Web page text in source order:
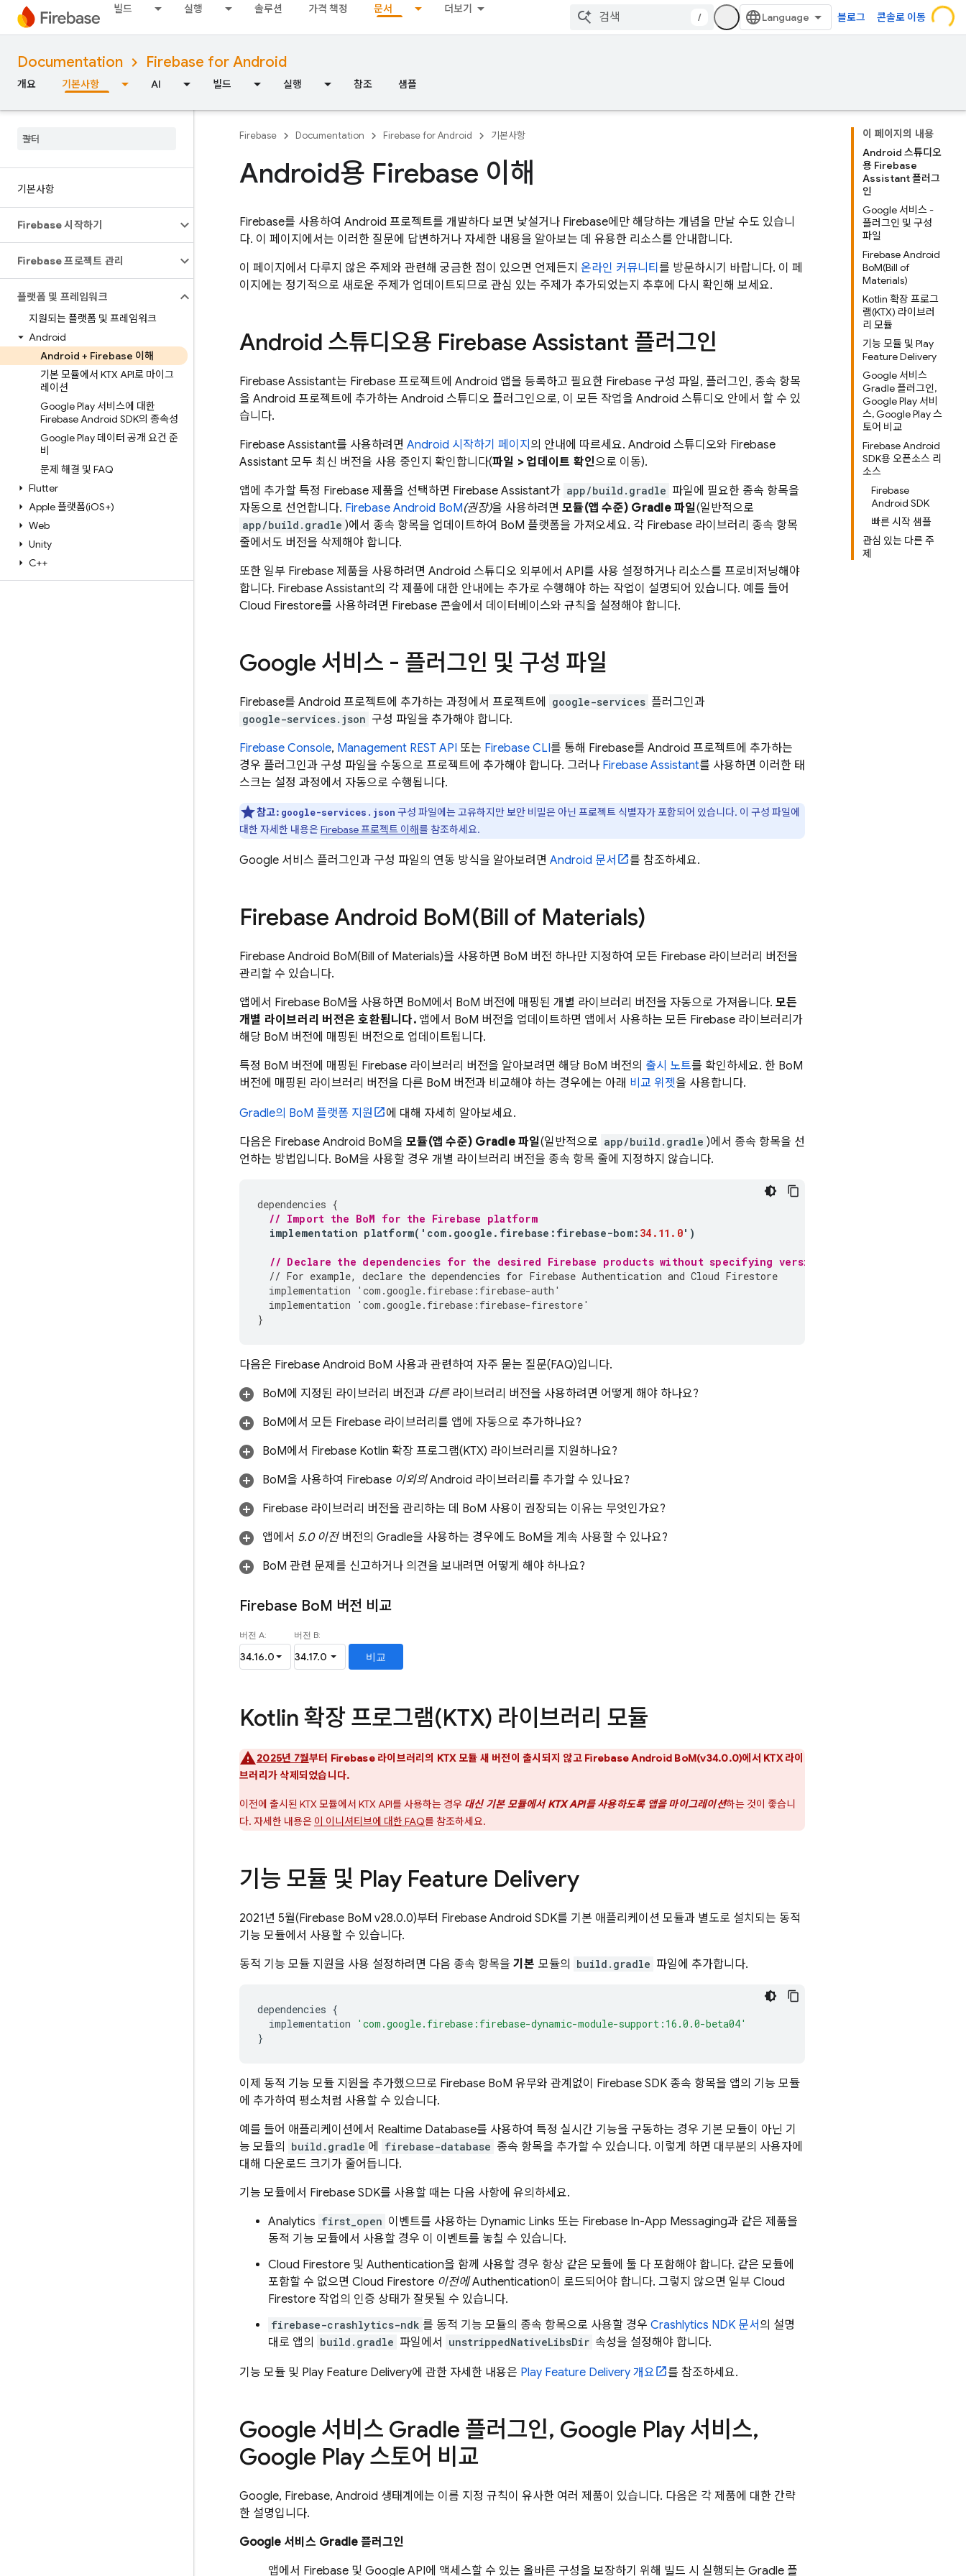
빌드 실행 솔루션 가격 책정 문서 더보기
/ 블로그 콘솔로 이동
Documentation Firebase for Android
개요 기본사항 AI 빌드 실행 참조 샘플
기본사항
Firebase 시작하기
Firebase 프로젝트 관리
플랫폼 및 프레임워크
지원되는 플랫폼 및 프레임워크
Android
Android + Firebase 이해
기본 모듈에서 KTX API로 마이그
레이션
Google Play 서비스에 대한
Firebase Android SDK의 종속성
Google Play 데이터 공개 요건 준
비
문제 해결 및 FAQ
Flutter
Apple 플랫폼(iOS+)
Web
Unity
C++
이 페이지의 내용
Android 스튜디오
용 Firebase
Assistant 플러그
인
Google 서비스 -
플러그인 및 구성
파일
Firebase Android
BoM(Bill of
Materials)
Kotlin 확장 프로그
램(KTX) 라이브러
리 모듈
기능 모듈 및 Play
Feature Delivery
Google 서비스
Gradle 플러그인,
Google Play 서비
스, Google Play 스
토어 비교
Firebase Android
SDK용 오픈소스 리
소스
Firebase
Android SDK
빠른 시작 샘플
관심 있는 다른 주
제
Firebase Documentation Firebase for Android 기본사항
Android용 Firebase 이해
Firebase를 사용하여 Android 프로젝트를 개발하다 보면 낯설거나 Firebase에만 해당하는 개념을 만날 수도 있습니
다. 이 페이지에서는 이러한 질문에 답변하거나 자세한 내용을 알아보는 데 유용한 리소스를 안내합니다.
이 페이지에서 다루지 않은 주제와 관련해 궁금한 점이 있으면 언제든지 온라인 커뮤니티 를 방문하시기 바랍니다. 이 페
이지에는 정기적으로 새로운 주제가 업데이트되므로 관심 있는 주제가 추가되었는지 추후에 다시 확인해 보세요.
Android 스튜디오용 Firebase Assistant 플러그인
Firebase Assistant는 Firebase 프로젝트에 Android 앱을 등록하고 필요한 Firebase 구성 파일, 플러그인, 종속 항목
을 Android 프로젝트에 추가하는 Android 스튜디오 플러그인으로, 이 모든 작업을 Android 스튜디오 안에서 할 수 있
습니다.
Firebase Assistant를 사용하려면 Android 시작하기 페이지 의 안내에 따르세요. Android 스튜디오와 Firebase
Assistant 모두 최신 버전을 사용 중인지 확인합니다(파일 > 업데이트 확인으로 이동).
앱에 추가할 특정 Firebase 제품을 선택하면 Firebase Assistant가 app/build.gradle 파일에 필요한 종속 항목을
자동으로 선언합니다. Firebase Android BoM(권장)을 사용하려면 모듈(앱 수준) Gradle 파일(일반적으로
app/build.gradle )에서 종속 항목을 업데이트하여 BoM 플랫폼을 가져오세요. 각 Firebase 라이브러리 종속 항목
줄에서도 버전을 삭제해야 합니다.
또한 일부 Firebase 제품을 사용하려면 Android 스튜디오 외부에서 API를 사용 설정하거나 리소스를 프로비저닝해야
합니다. Firebase Assistant의 각 제품에 대한 안내에는 추가로 수행해야 하는 작업이 설명되어 있습니다. 예를 들어
Cloud Firestore를 사용하려면 Firebase 콘솔에서 데이터베이스와 규칙을 설정해야 합니다.
Google 서비스 - 플러그인 및 구성 파일
Firebase를 Android 프로젝트에 추가하는 과정에서 프로젝트에 google-services 플러그인과
google-services.json 구성 파일을 추가해야 합니다.
Firebase Console, Management REST API 또는 Firebase CLI를 통해 Firebase를 Android 프로젝트에 추가하는
경우 플러그인과 구성 파일을 수동으로 프로젝트에 추가해야 합니다. 그러나 Firebase Assistant를 사용하면 이러한 태
스크는 설정 과정에서 자동으로 수행됩니다.
참고: google-services.json 구성 파일에는 고유하지만 보안 비밀은 아닌 프로젝트 식별자가 포함되어 있습니다. 이 구성 파일에
대한 자세한 내용은Firebase 프로젝트 이해를 참조하세요.
Google 서비스 플러그인과 구성 파일의 연동 방식을 알아보려면 Android 문서 를 참조하세요.
Firebase Android BoM(Bill of Materials)
Firebase Android BoM(Bill of Materials)을 사용하면 BoM 버전 하나만 지정하여 모든 Firebase 라이브러리 버전을
관리할 수 있습니다.
앱에서 Firebase BoM을 사용하면 BoM에서 BoM 버전에 매핑된 개별 라이브러리 버전을 자동으로 가져옵니다. 모든
개별 라이브러리 버전은 호환됩니다.앱에서 BoM 버전을 업데이트하면 앱에서 사용하는 모든 Firebase 라이브러리가
해당 BoM 버전에 매핑된 버전으로 업데이트됩니다.
특정 BoM 버전에 매핑된 Firebase 라이브러리 버전을 알아보려면 해당 BoM 버전의 출시 노트를 확인하세요. 한 BoM
버전에 매핑된 라이브러리 버전을 다른 BoM 버전과 비교해야 하는 경우에는 아래 비교 위젯을 사용합니다.
Gradle의 BoM 플랫폼 지원
에 대해 자세히 알아보세요.
다음은 Firebase Android BoM을 모듈(앱 수준) Gradle 파일(일반적으로 app/build.gradle )에서 종속 항목을 선
언하는 방법입니다. BoM을 사용할 경우 개별 라이브러리 버전을 종속 항목 줄에 지정하지 않습니다.
dependencies {
// Import the BoM for the Firebase platform
implementation platform( ' com . google . firebase : firebase-bom: 34.11.0' )
// Declare the dependencies for the desired Firebase products without specifying versions
// For example, declare the dependencies for Firebase Authentication and Cloud Firestore
implementation
' com .google. firebase : firebase-auth '
implementation
' com .google. firebase : firebase-firestore'
}
다음은 Firebase Android BoM 사용과 관련하여 자주 묻는 질문(FAQ)입니다.
BoM에 지정된 라이브러리 버전과 다른 라이브러리 버전을 사용하려면 어떻게 해야 하나요?
BoM에서 모든 Firebase 라이브러리를 앱에 자동으로 추가하나요?
BoM에서 Firebase Kotlin 확장 프로그램(KTX) 라이브러리를 지원하나요?
BoM을 사용하여 Firebase 이외의Android 라이브러리를 추가할 수 있나요?
Firebase 라이브러리 버전을 관리하는 데 BoM 사용이 권장되는 이유는 무엇인가요?
앱에서 5.0 이전버전의 Gradle을 사용하는 경우에도 BoM을 계속 사용할 수 있나요?
BoM 관련 문제를 신고하거나 의견을 보내려면 어떻게 해야 하나요?
Firebase BoM 버전 비교
Kotlin 확장 프로그램(KTX) 라이브러리 모듈
2025년 7월부터 Firebase 라이브러리의 KTX 모듈 새 버전이 출시되지 않고 Firebase Android BoM(v34.0.0)에서 KTX 라이
브러리가 삭제되었습니다.
이전에 출시된 KTX 모듈에서 KTX API를 사용하는 경우 대신 기본 모듈에서 KTX API를 사용하도록 앱을 마이그레이션하는 것이 좋습니
다. 자세한 내용은 이 이니셔티브에 대한 FAQ를 참조하세요.
기능 모듈 및 Play Feature Delivery
2021년 5월(Firebase BoM v28.0.0)부터 Firebase Android SDK를 기본 애플리케이션 모듈과 별도로 설치되는 동적
기능 모듈에서 사용할 수 있습니다.
동적 기능 모듈 지원을 사용 설정하려면 다음 종속 항목을 기본 모듈의 build.gradle 파일에 추가합니다.
dependencies {
implementation
'com.google.firebase:firebase-dynamic-module-support:16.0.0-beta04'
}
이제 동적 기능 모듈 지원을 추가했으므로 Firebase BoM 유무와 관계없이 Firebase SDK 종속 항목을 앱의 기능 모듈
에 추가하여 평소처럼 사용할 수 있습니다.
예를 들어 애플리케이션에서 Realtime Database를 사용하여 특정 실시간 기능을 구동하는 경우 기본 모듈이 아닌 기
능 모듈의
build.gradle 에 firebase-database 종속 항목을 추가할 수 있습니다. 이렇게 하면 대부분의 사용자에
대해 다운로드 크기가 줄어듭니다.
기능 모듈에서 Firebase SDK를 사용할 때는 다음 사항에 유의하세요.
Analytics first_open 이벤트를 사용하는 Dynamic Links 또는 Firebase In-App Messaging과 같은 제품을
동적 기능 모듈에서 사용할 경우 이 이벤트를 놓칠 수 있습니다.
Cloud Firestore 및 Authentication을 함께 사용할 경우 항상 같은 모듈에 둘 다 포함해야 합니다. 같은 모듈에
포함할 수 없으면 Cloud Firestore 이전에 Authentication이 로드되어야 합니다. 그렇지 않으면 일부 Cloud
Firestore 작업의 인증 상태가 잘못될 수 있습니다.
firebase-crashlytics-ndk 를 동적 기능 모듈의 종속 항목으로 사용할 경우 Crashlytics NDK 문서 의 설명
대로 앱의
build.gradle 파일에서 unstrippedNativeLibsDir 속성을 설정해야 합니다.
기능 모듈 및 Play Feature Delivery에 관한 자세한 내용은 Play Feature Delivery 개요 를 참조하세요.
Google 서비스 Gradle 플러그인, Google Play 서비스,
Google Play 스토어 비교
Google, Firebase, Android 생태계에는 이름 지정 규칙이 유사한 여러 제품이 있습니다. 다음은 각 제품에 대한 간략
한 설명입니다.
Google 서비스 Gradle 플러그인
앱에서 Firebase 및 Google API에 액세스할 수 있는 올바른 구성을 보장하기 위해 빌드 시 실행되는 Gradle 플